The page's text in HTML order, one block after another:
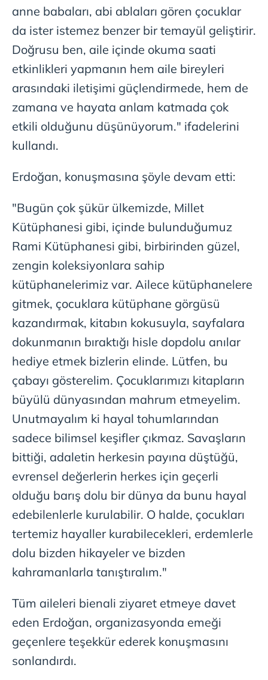
anne babaları, abi ablaları gören çocuklar
da ister istemez benzer bir temayül geliştirir.
Doğrusu ben, aile içinde okuma saati
etkinlikleri yapmanın hem aile bireyleri
arasındaki iletişimi güçlendirmede, hem de
zamana ve hayata anlam katmada çok
etkili olduğunu düşünüyorum." ifadelerini
kullandı.
Erdoğan, konuşmasına şöyle devam etti:
"Bugün çok şükür ülkemizde, Millet
Kütüphanesi gibi, içinde bulunduğumuz
Rami Kütüphanesi gibi, birbirinden güzel,
zengin koleksiyonlara sahip
kütüphanelerimiz var. Ailece kütüphanelere
gitmek, çocuklara kütüphane görgüsü
kazandırmak, kitabın kokusuyla, sayfalara
dokunmanın bıraktığı hisle dopdolu anılar
hediye etmek bizlerin elinde. Lütfen, bu
çabayı gösterelim. Çocuklarımızı kitapların
büyülü dünyasından mahrum etmeyelim.
Unutmayalım ki hayal tohumlarından
sadece bilimsel keşifler çıkmaz. Savaşların
bittiği, adaletin herkesin payına düştüğü,
evrensel değerlerin herkes için geçerli
olduğu barış dolu bir dünya da bunu hayal
edebilenlerle kurulabilir. O halde, çocukları
tertemiz hayaller kurabilecekleri, erdemlerle
dolu bizden hikayeler ve bizden
kahramanlarla tanıştıralım."
Tüm aileleri bienali ziyaret etmeye davet
eden Erdoğan, organizasyonda emeği
geçenlere teşekkür ederek konuşmasını
sonlandırdı.